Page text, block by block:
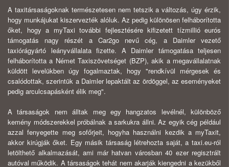
A taxitársaságoknak természetesen nem tetszik a változás, úgy érzik,
hogy munkájukat kiszervezték alóluk. Az pedig különösen felháborította
őket, hogy a myTaxi további fejlesztésére kifizetett tízmillió eurós
támogatás nagy részét a Car2go nevű cég, a Daimler vezető
taxiórágyártó leányvállalata fizette. A Daimler támogatása teljesen
felháborította a Német Taxiszövetséget (BZP), akik a megavállalatnak
küldött levelükben úgy fogalmaztak, hogy "rendkívül mérgesek és
csalódottak, szerintük a Daimler lepaktált az ördöggel, az eseményeket
pedig arculcsapásként élik meg".
A társaságok nem álltak meg egy hangzatos levélnél, különböző
kemény módszerekkel próbálnak a sarkukra állni. Az egyik cég például
azzal fenyegette meg sofőrjeit, hogyha használni kezdik a myTaxit,
akkor kirúgják őket. Egy másik társaság létrehozta saját, a taxi.eu-ról
letölthető alkalmazását, ami már hatvan városban 40 ezer regisztrált
autóval működik. A társaságok tehát nem akarják kiengedni a kezükből